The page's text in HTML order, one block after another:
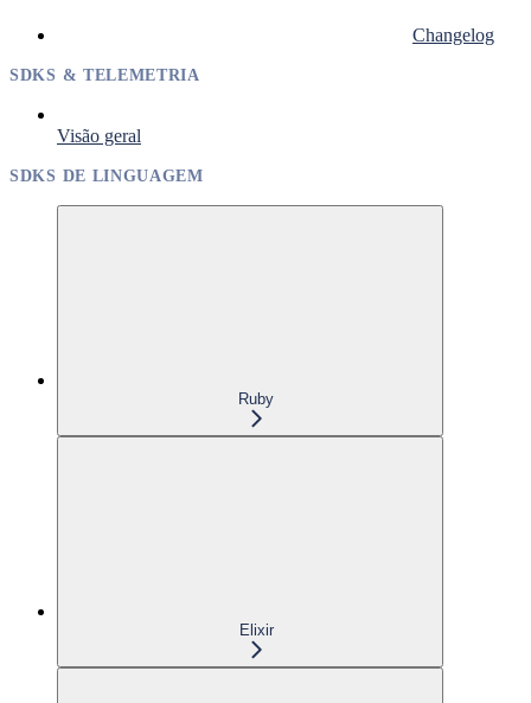
Changelog
SDKS & TELEMETRIA
Visão geral
SDKS DE LINGUAGEM
Ruby
Elixir